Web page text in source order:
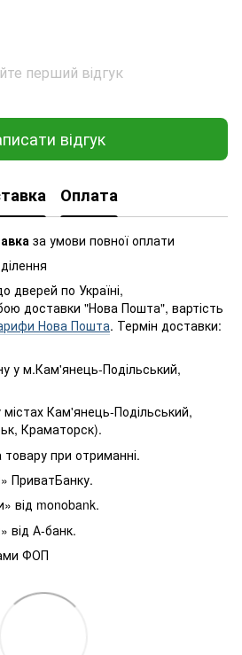
перший відгук
відгук
Оплата
за умови повної оплати
дверей по Україні,
доставки "Нова Пошта", вартість
Нова Пошта. Термін доставки:
у м.Кам'янець-Подільський,
Кам'янець-Подільський,
Краматорск).
при отриманні.
ПриватБанку.
від monobank.
від А-банк.
ФОП